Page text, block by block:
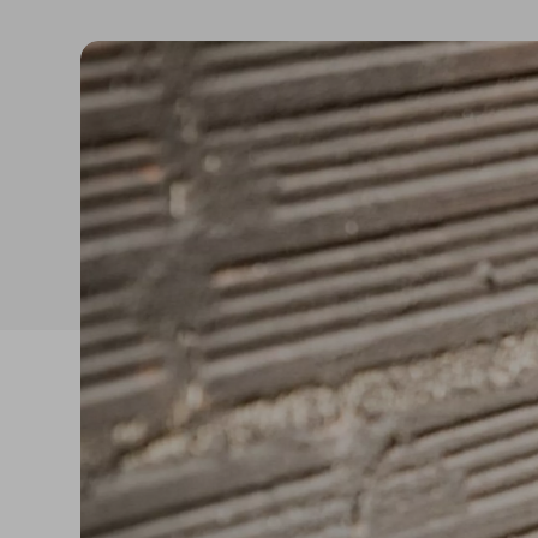
Betonilhas e nivelantes
Argamassas para
edificação
Revestimentos para
fachadas
Acrílicos e pinturas
Argamassas, betões e
ligantes
Regularizadores de
paredes e fachadas
Primários, aditivos e
consolidantes
Isolamento térmico
Isolamento
Ruído aéreo